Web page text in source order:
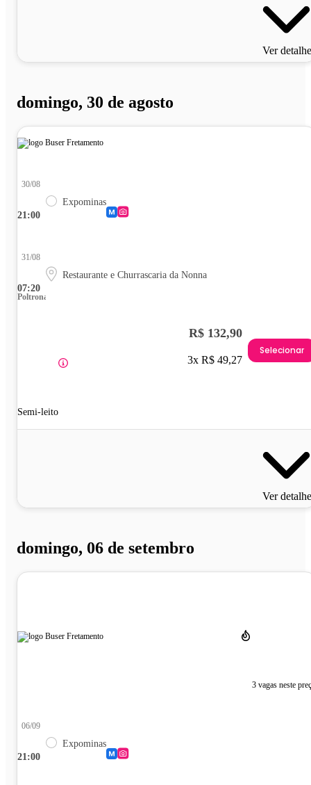
Ver
domingo, 30 de agosto
21:00
30/08
Expominas
07:20
31/08
Restaurante e Churrascaria da Nonna
Poltrona
Semi-leito
R$ 132,90
3x R$ 49,27
Selecionar
Ver
domingo, 06 de setembro
3 vagas neste
21:00
06/09
Expominas